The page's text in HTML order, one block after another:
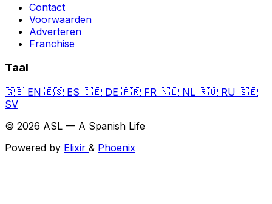
Contact
Voorwaarden
Adverteren
Franchise
Taal
🇬🇧 EN 🇪🇸 ES 🇩🇪 DE 🇫🇷 FR 🇳🇱 NL 🇷🇺 RU 🇸🇪
SV
© 2026 ASL — A Spanish Life
Powered by Elixir & Phoenix